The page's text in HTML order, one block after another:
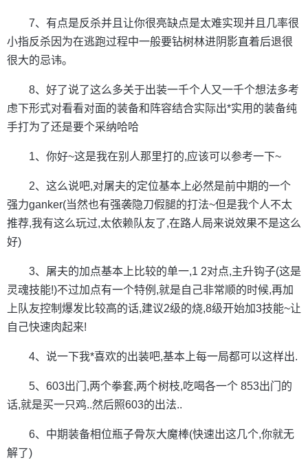
7、有点是反杀并且让你很亮缺点是太难实现并且几率很
小指反杀因为在逃跑过程中一般要钻树林进阴影直着后退很
很大的忌讳。
8、好了说了这么多关于出装一千个人又一千个想法多考
虑下形式对看看对面的装备和阵容结合实际出*实用的装备纯
手打为了还是要个采纳哈哈
1、你好~这是我在别人那里打的,应该可以参考一下~
2、这么说吧,对屠夫的定位基本上必然是前中期的一个
强力ganker(当然也有强袭隐刀假腿的打法~但是我个人不太
推荐,我有这么玩过,太依赖队友了,在路人局来说效果不是这么
好)
3、屠夫的加点基本上比较的单一,1 2对点,主升钩子(这是
灵魂技能!)不过加点有一个特例,就是自己非常顺的时候,再加
上队友控制爆发比较高的话,建议2级的烧,8级开始加3技能~让
自己快速肉起来!
4、说一下我*喜欢的出装吧,基本上每一局都可以这样出.
5、603出门,两个拳套,两个树枝,吃喝各一个 853出门的
话,就是买一只鸡..然后照603的出法..
6、中期装备相位瓶子骨灰大魔棒(快速出这几个,你就无
解了)